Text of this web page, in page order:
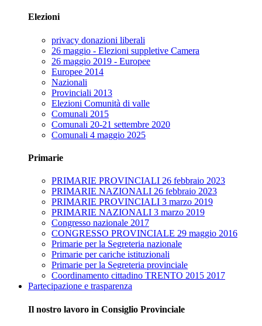
Elezioni
privacy donazioni liberali
26 maggio - Elezioni suppletive Camera
26 maggio 2019 - Europee
Europee 2014
Nazionali
Provinciali 2013
Elezioni Comunità di valle
Comunali 2015
Comunali 20-21 settembre 2020
Comunali 4 maggio 2025
Primarie
PRIMARIE PROVINCIALI 26 febbraio 2023
PRIMARIE NAZIONALI 26 febbraio 2023
PRIMARIE PROVINCIALI 3 marzo 2019
PRIMARIE NAZIONALI 3 marzo 2019
Congresso nazionale 2017
CONGRESSO PROVINCIALE 29 maggio 2016
Primarie per la Segreteria nazionale
Primarie per cariche istituzionali
Primarie per la Segreteria provinciale
Coordinamento cittadino TRENTO 2015 2017
Partecipazione e trasparenza
Il nostro lavoro in Consiglio Provinciale